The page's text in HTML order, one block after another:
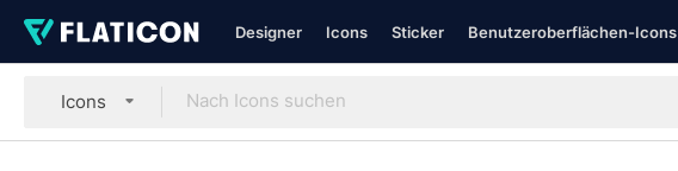
Designer Icons Sticker Benutzeroberflächen-Icons
Icons